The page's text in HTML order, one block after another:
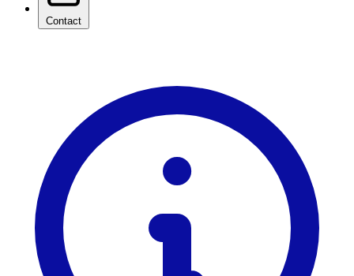
Contact